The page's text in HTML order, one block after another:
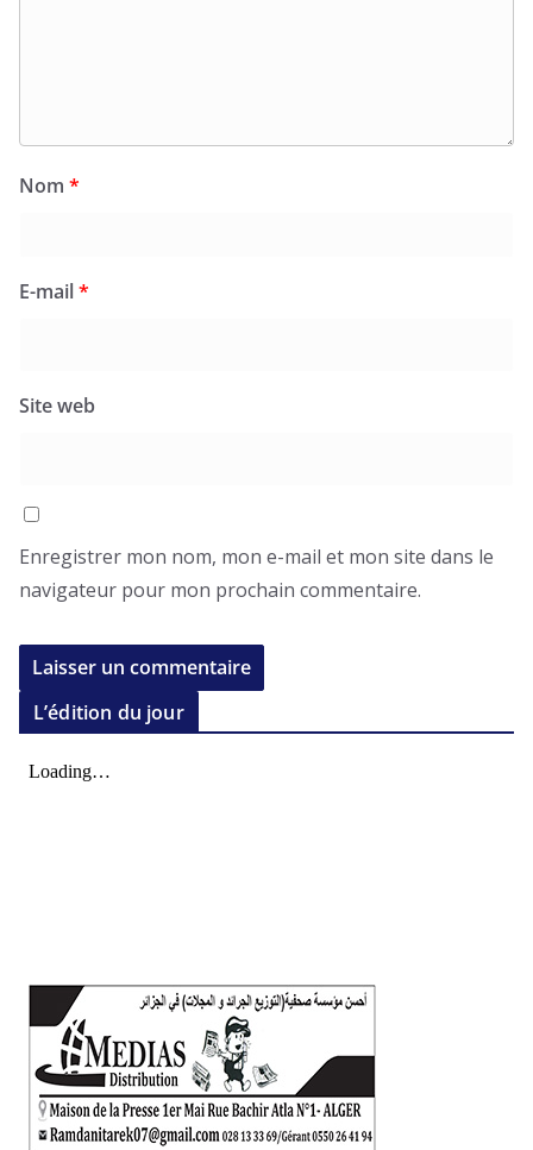
Nom *
E-mail*
Site web
Enregistrer mon nom, mon e-mail et mon site dans le
navigateur pour mon prochain commentaire.
L’édition du jour